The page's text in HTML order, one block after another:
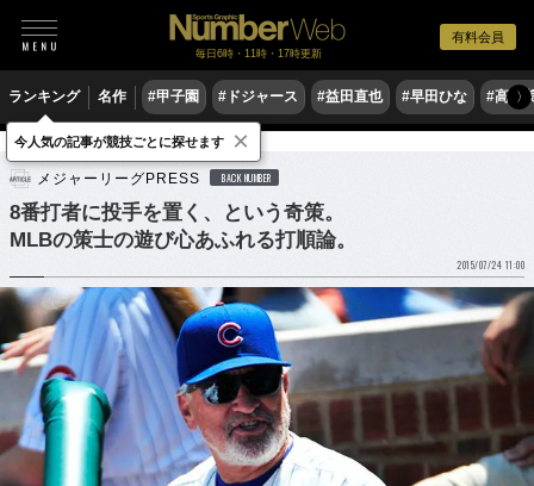
有料会員
毎日6時・11時・17時更新
ランキング 名作 #甲子園 #ドジャース #益田直也 #早田ひな #高木
〉
野球 MLB
メジャーリーグPRESS BACK NUMBER
8番打者に投手を置く、という奇策。
MLBの策士の遊び心あふれる打順論。
2015/07/24 11:00
今人気の記事が競技ごとに探せます ×